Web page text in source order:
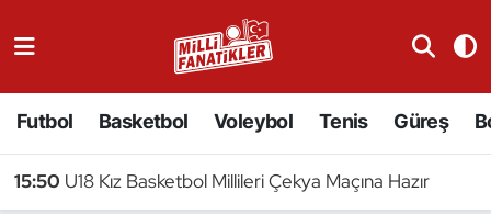
Futbol Basketbol Voleybol Tenis Güreş
15:50 U18 Kız Basketbol Millileri Çekya Maçına Hazır
Badminton